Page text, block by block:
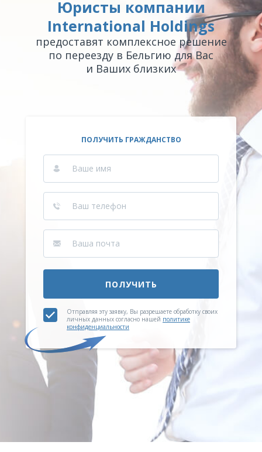
Юристы компании
International Holdings
предоставят комплексное решение
по переезду в Бельгию для Вас
и Ваших близких
ПОЛУЧИТЬ ГРАЖДАНСТВО
ПОЛУЧИТЬ
Отправляя эту заявку, Вы разрешаете обработку своих
личных данных согласно нашей политике
конфиденциальности